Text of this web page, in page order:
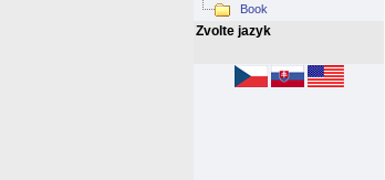
Book
Zvolte jazyk